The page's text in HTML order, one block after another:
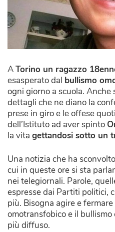
ATorino un ragazzo
esasperato dal bullismo
ogni giorno a scuola. Anche
dettagli che ne diano la
prese in giro e le offese
dell’Istituto ad aver spinto
la vita gettandosi sotto un
Una notizia che ha
cui in queste ore si sta
nei telegiornali. Parole,
espresse dai Partiti politici,
più. Bisogna agire e
omotransfobico e il bullismo
più diffuso.